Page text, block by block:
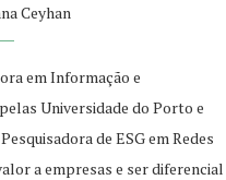
Ceyhan
em Informação e
Universidade do Porto e
de ESG em Redes
a empresas e ser diferencial